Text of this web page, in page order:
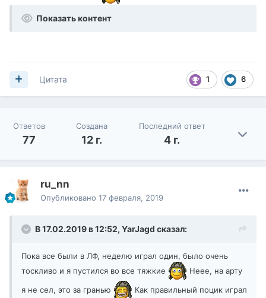
Показать контент
1 6
Цитата
Ответов
77
Создана
12 г.
Последний ответ
4 г.
ru_nn
Опубликовано 17 февраля, 2019
В 17.02.2019 в 12:52, YarJagd сказал:
Пока все были в ЛФ, неделю играл один, было очень
тоскливо и я пустился во все тяжкие
Неее, на арту
я не сел, это за гранью
Как правильный поцик играл